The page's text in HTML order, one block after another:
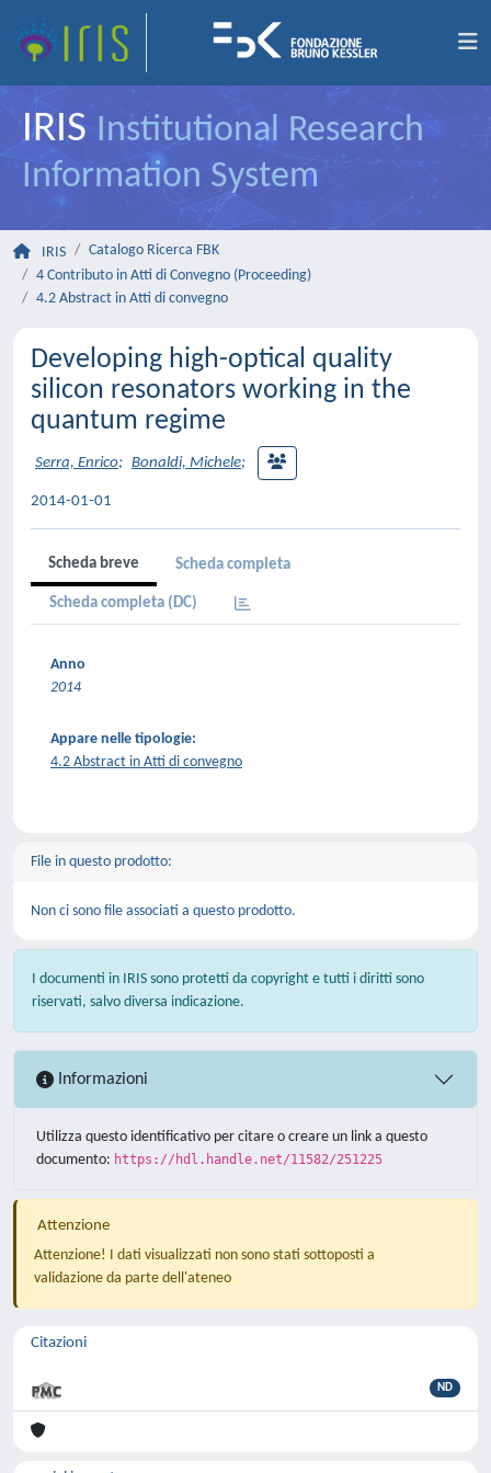
IRIS Institutional Research
Information System
IRIS
Catalogo Ricerca FBK
4 Contributo in Atti di Convegno (Proceeding)
4.2 Abstract in Atti di convegno
Developing high-optical quality
silicon resonators working in the
quantum regime
Serra, Enrico; Bonaldi, Michele;
2014-01-01
Scheda breve Scheda completa
Scheda completa (DC)
Anno
2014
Appare nelle tipologie:
4.2 Abstract in Atti di convegno
File in questo prodotto:
Non ci sono file associati a questo prodotto.
I documenti in IRIS sono protetti da copyright e tutti i diritti sono
riservati, salvo diversa indicazione.
Informazioni
Utilizza questo identificativo per citare o creare un link a questo
documento: https://hdl.handle.net/11582/251225
Attenzione
Attenzione! I dati visualizzati non sono stati sottoposti a
validazione da parte dell'ateneo
Citazioni
ND